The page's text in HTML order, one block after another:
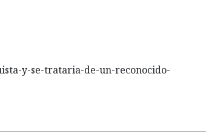
y-se-trataria-de-un-reconocido-